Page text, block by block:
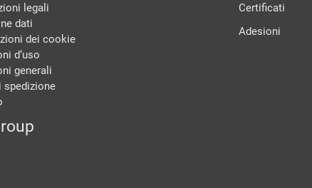
legali
dati
dei cookie
d‘uso
generali
spedizione
Certificati
Adesioni